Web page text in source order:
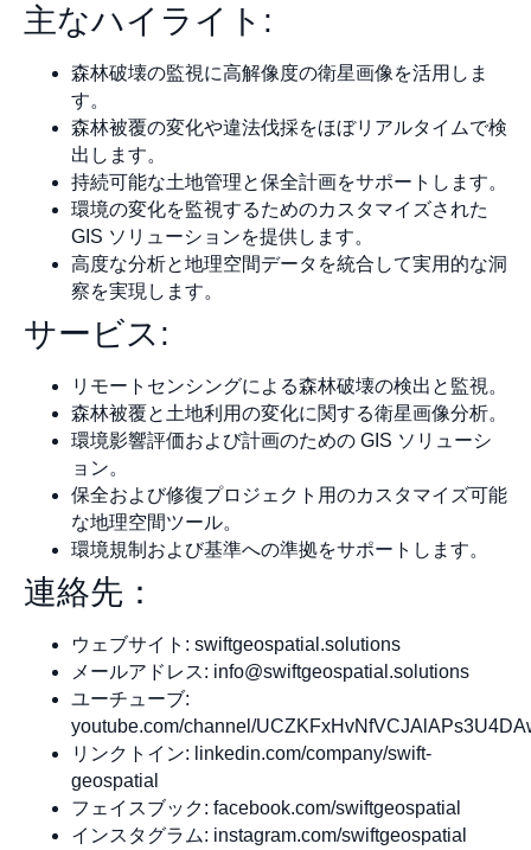
主なハイライト:
森林破壊の監視に高解像度の衛星画像を活用しま
す。
森林被覆の変化や違法伐採をほぼリアルタイムで検
出します。
持続可能な土地管理と保全計画をサポートします。
環境の変化を監視するためのカスタマイズされた
GIS ソリューションを提供します。
高度な分析と地理空間データを統合して実用的な洞
察を実現します。
サービス:
リモートセンシングによる森林破壊の検出と監視。
森林被覆と土地利用の変化に関する衛星画像分析。
環境影響評価および計画のための GIS ソリューシ
ョン。
保全および修復プロジェクト用のカスタマイズ可能
な地理空間ツール。
環境規制および基準への準拠をサポートします。
連絡先：
ウェブサイト: swiftgeospatial.solutions
メールアドレス: info@swiftgeospatial.solutions
ユーチューブ:
youtube.com/channel/
リンクトイン: linkedin.com/company/swift-
geospatial
フェイスブック: facebook.com/swiftgeospatial
インスタグラム: instagram.com/swiftgeospatial